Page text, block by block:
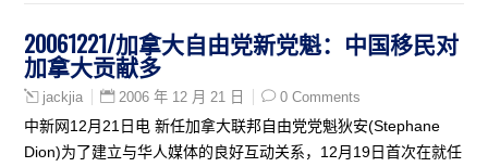
20061221/加拿大自由党新党魁：中国移民对
加拿大贡献多
jackjia 2006 年 12 月 21 日 0 Comments
中新网12月21日电 新任加拿大联邦自由党党魁狄安(Stephane
Dion)为了建立与华人媒体的良好互动关系，12月19日首次在就任